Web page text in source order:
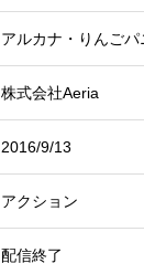
アルカナ・りんごパ
株式会社Aeria
2016/9/13
アクション
配信終了